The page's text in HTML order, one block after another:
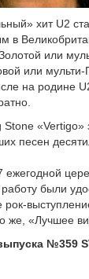
хит U2
в
или
или
на родине
«Vertigo»
песен
еже­год­ной
были
же, «Лучшее
№359